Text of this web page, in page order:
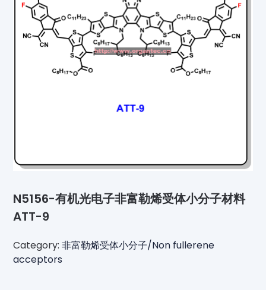
N5156-有机光电子非富勒烯受体小分子材料
ATT-9
Category:非富勒烯受体小分子/Non fullerene
acceptors